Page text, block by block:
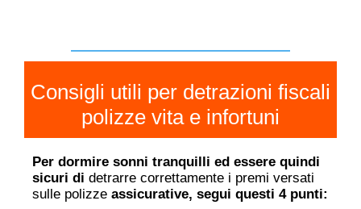
Consigli utili per detrazioni fiscali
polizze vita e infortuni
Per dormire sonni tranquilli ed essere quindi
sicuri di detrarre correttamente i premi versati
sulle polizze assicurative, segui questi 4 punti: